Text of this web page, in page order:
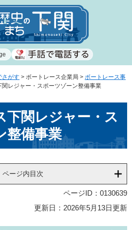
さがす > ボートレース企業局 > ボートレース事
関レジャー・スポーツゾーン整備事業
下関レジャー・ス
整備事業
ページ内目次
ページID：0130639
更新日：2026年5月13日更新